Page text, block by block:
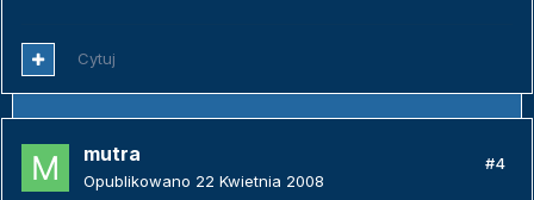
Cytuj
mutra
Opublikowano 22 Kwietnia 2008
#4